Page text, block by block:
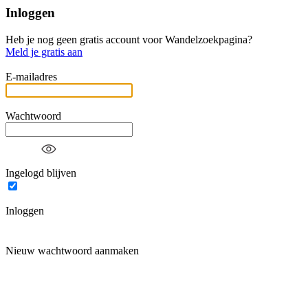
Inloggen
Heb je nog geen gratis account voor Wandelzoekpagina?
Meld je gratis aan
E-mailadres
Wachtwoord
Ingelogd blijven
Inloggen
Nieuw wachtwoord aanmaken